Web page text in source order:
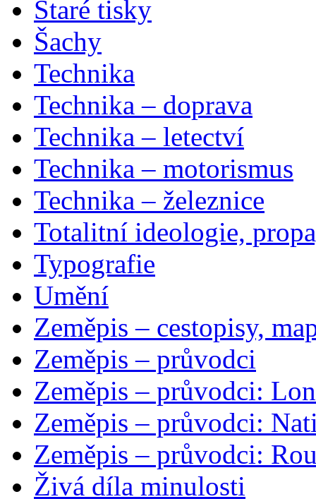
Staré tisky
Šachy
Technika
Technika – doprava
Technika – letectví
Technika – motorismus
Technika – železnice
Totalitní ideologie,
Typografie
Umění
Zeměpis – cestopisy,
Zeměpis – průvodci
Zeměpis – průvodci:
Zeměpis – průvodci:
Zeměpis – průvodci:
Živá díla minulosti